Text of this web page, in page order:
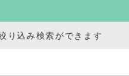
り込み検索ができます